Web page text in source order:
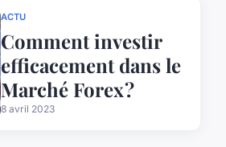
ACTU
Comment investir
efficacement dans le
Marché Forex ?
8 avril 2023